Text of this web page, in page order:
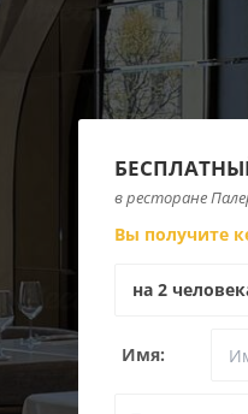
в ресторане
Вы получите
Имя: